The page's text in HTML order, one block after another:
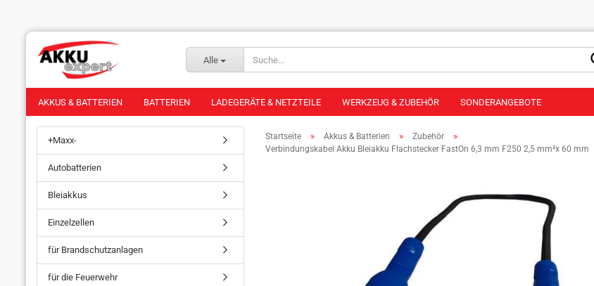
Alle
AKKUS & BATTERIEN BATTERIEN LADEGERÄTE & NETZTEILE WERKZEUG & ZUBEHÖR SONDERANGEBOTE
Startseite » Akkus & Batterien » Zubehör »
Verbindungskabel Akku Bleiakku Flachstecker FastOn 6,3 mm F250 2,5 mm²x 60 mm
+Maxx-
Autobatterien
Bleiakkus
Einzelzellen
für Brandschutzanlagen
für die Feuerwehr